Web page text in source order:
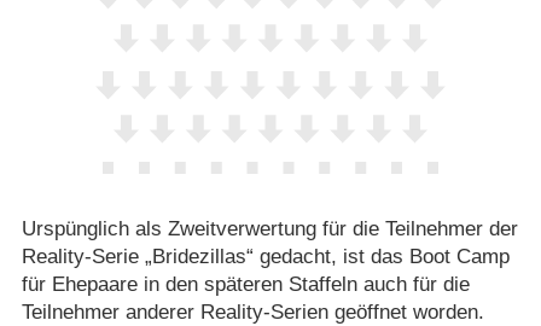
Urspünglich als Zweitverwertung für die Teilnehmer der
Reality-Serie „Bridezillas“ gedacht, ist das Boot Camp
für Ehepaare in den späteren Staffeln auch für die
Teilnehmer anderer Reality-Serien geöffnet worden.